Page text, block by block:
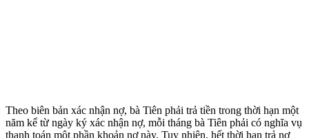
Theo biên bản xác nhận nợ, bà Tiên phải trả tiền trong thời hạn một
năm kể từ ngày ký xác nhận nợ, mỗi tháng bà Tiên phải có nghĩa vụ
thanh toán một phần khoản nợ này. Tuy nhiên, hết thời hạn trả nợ